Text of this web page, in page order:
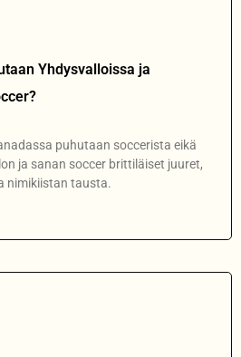
Yhdysvalloissa ja
puhutaan soccerista eikä
ja sanan soccer brittiläiset juuret,
nimikiistan tausta.